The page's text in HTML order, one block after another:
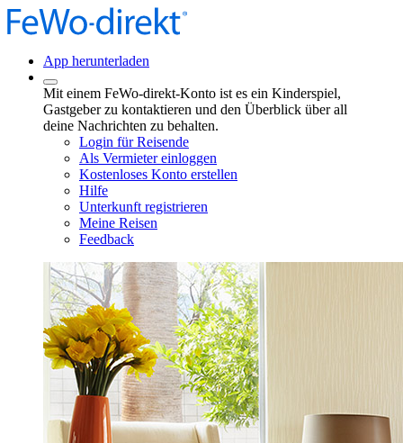
App herunterladen
Mit einem FeWo-direkt-Konto ist es ein Kinderspiel,
Gastgeber zu kontaktieren und den Überblick über all
deine Nachrichten zu behalten.
Login für Reisende
Als Vermieter einloggen
Kostenloses Konto erstellen
Hilfe
Unterkunft registrieren
Meine Reisen
Feedback